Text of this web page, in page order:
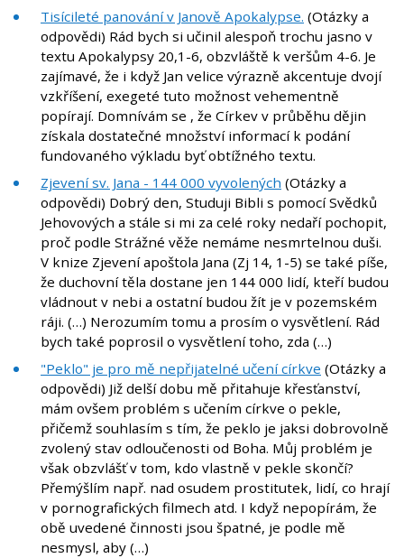
Tisícileté panování v Janově Apokalypse. (Otázky a
odpovědi) Rád bych si učinil alespoň trochu jasno v
textu Apokalypsy 20,1-6, obzvláště k veršům 4-6. Je
zajímavé, že i když Jan velice výrazně akcentuje dvojí
vzkříšení, exegeté tuto možnost vehementně
popírají. Domnívám se , že Církev v průběhu dějin
získala dostatečné množství informací k podání
fundovaného výkladu byť obtížného textu.
Zjevení sv. Jana - 144 000 vyvolených (Otázky a
odpovědi) Dobrý den, Studuji Bibli s pomocí Svědků
Jehovových a stále si mi za celé roky nedaří pochopit,
proč podle Strážné věže nemáme nesmrtelnou duši.
V knize Zjevení apoštola Jana (Zj 14, 1-5) se také píše,
že duchovní těla dostane jen 144 000 lidí, kteří budou
vládnout v nebi a ostatní budou žít je v pozemském
ráji. (…) Nerozumím tomu a prosím o vysvětlení. Rád
bych také poprosil o vysvětlení toho, zda (…)
"Peklo" je pro mě nepřijatelné učení církve (Otázky a
odpovědi) Již delší dobu mě přitahuje křesťanství,
mám ovšem problém s učením církve o pekle,
přičemž souhlasím s tím, že peklo je jaksi dobrovolně
zvolený stav odloučenosti od Boha. Můj problém je
však obzvlášť v tom, kdo vlastně v pekle skončí?
Přemýšlím např. nad osudem prostitutek, lidí, co hrají
v pornografických filmech atd. I když nepopírám, že
obě uvedené činnosti jsou špatné, je podle mě
nesmysl, aby (…)